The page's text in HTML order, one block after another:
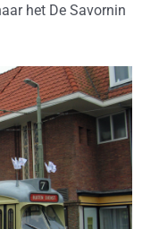
het De Savornin